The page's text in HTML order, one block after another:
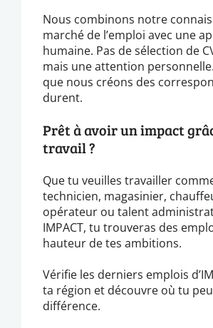
Nous combinons notre
marché de l’emploi avec une
humaine. Pas de sélection de
mais une attention personnelle.
que nous créons des
durent.
Prêt à avoir un impact
travail ?
Que tu veuilles travailler
technicien, magasinier,
opérateur ou talent
IMPACT, tu trouveras des
hauteur de tes ambitions.
Vérifie les derniers emplois
ta région et découvre où tu
différence.